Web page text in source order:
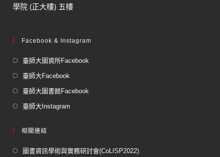
學院 (正大樓) 五樓
Facebook & Instagram
臺師大圖資所Facebook
臺師大Facebook
臺師大圖書館Facebook
臺師大Instagram
相關連結
圖書資訊學術與實務研討會(CoLISP2022)